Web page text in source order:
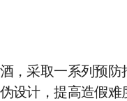
，采取一系列预
设计，提高造假难